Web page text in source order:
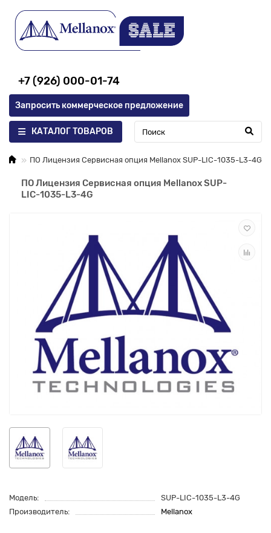
+7 (926) 000-01-74
Запросить коммерческое предложение
КАТАЛОГ ТОВАРОВ
ПО Лицензия Сервисная опция Mellanox SUP-LIC-1035-L3-4G
ПО Лицензия Сервисная опция Mellanox SUP-
LIC-1035-L3-4G
Модель:
SUP-LIC-1035-L3-4G
Производитель:
Mellanox